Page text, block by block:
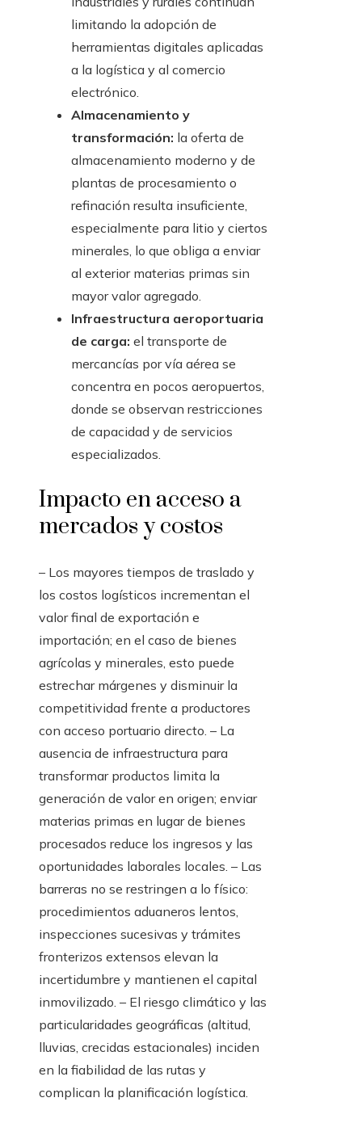
limitando la adopción de
herramientas digitales aplicadas
a la logística y al comercio
electrónico.
Almacenamiento y
transformación: la oferta de
almacenamiento moderno y de
plantas de procesamiento o
refinación resulta insuficiente,
especialmente para litio y ciertos
minerales, lo que obliga a enviar
al exterior materias primas sin
mayor valor agregado.
Infraestructura aeroportuaria
de carga: el transporte de
mercancías por vía aérea se
concentra en pocos aeropuertos,
donde se observan restricciones
de capacidad y de servicios
especializados.
Impacto en acceso a
mercados y costos
– Los mayores tiempos de traslado y
los costos logísticos incrementan el
valor final de exportación e
importación; en el caso de bienes
agrícolas y minerales, esto puede
estrechar márgenes y disminuir la
competitividad frente a productores
con acceso portuario directo. – La
ausencia de infraestructura para
transformar productos limita la
generación de valor en origen; enviar
materias primas en lugar de bienes
procesados reduce los ingresos y las
oportunidades laborales locales. – Las
barreras no se restringen a lo físico:
procedimientos aduaneros lentos,
inspecciones sucesivas y trámites
fronterizos extensos elevan la
incertidumbre y mantienen el capital
inmovilizado. – El riesgo climático y las
particularidades geográficas (altitud,
lluvias, crecidas estacionales) inciden
en la fiabilidad de las rutas y
complican la planificación logística.